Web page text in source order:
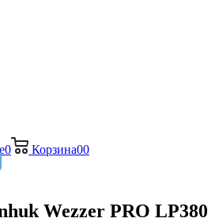
0 Корзина00
Wezzer PRO LP380